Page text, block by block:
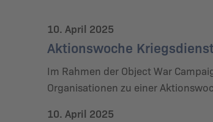
10. April 2025
Aktionswoche
Im Rahmen der Object War
Organisationen zu einer
10. April 2025